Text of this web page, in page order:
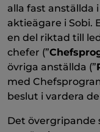
alla fast anställda
aktieägare i Sobi.
en del riktad till
chefer (”
övriga anställda (”
med
beslut i vardera
Det övergripande